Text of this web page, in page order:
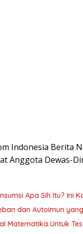
Indonesia Berita
Anggota Dewas-
Apa Sih Itu? Ini
dan Autoimun
Matematika Untuk